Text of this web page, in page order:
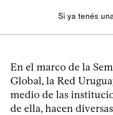
Si ya tenés
En el marco de la
Global, la Red
medio de las
de ella, hacen